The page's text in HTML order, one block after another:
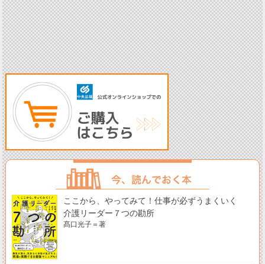
ここから、やってみて！仕事が必ずうまくいく
介護リーダー７つの勘所
髙口光子＝著